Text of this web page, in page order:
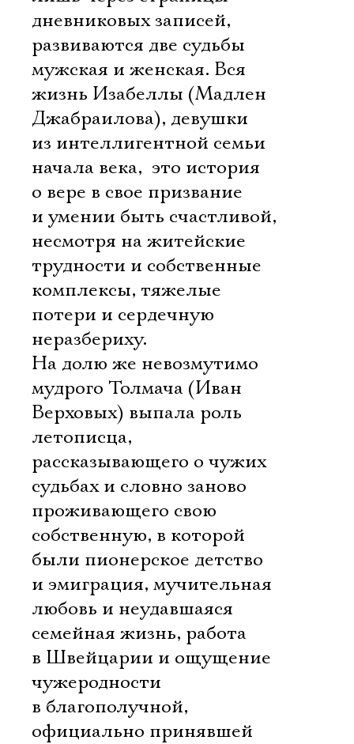
дневниковых записей,
развиваются две судьбы 
мужская и женская. Вся
жизнь Изабеллы (Мадлен
Джабраилова), девушки
из интеллигентной семьи
начала века,  это история
о вере в свое призвание
и умении быть счастливой,
несмотря на житейские
трудности и собственные
комплексы, тяжелые
потери и сердечную
неразбериху.
На долю же невозмутимо
мудрого Толмача (Иван
Верховых) выпала роль
летописца,
рассказывающего о чужих
судьбах и словно заново
проживающего свою
собственную, в которой
были пионерское детство
и эмиграция, мучительная
любовь и неудавшаяся
семейная жизнь, работа
в Швейцарии и ощущение
чужеродности
в благополучной,
официально принявшей